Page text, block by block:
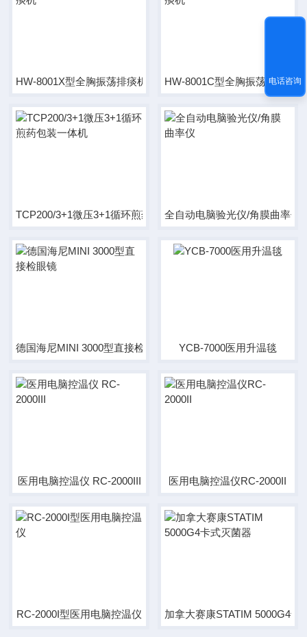
HW-8001X型全胸振荡排痰机 HW-8001C型全胸振荡排痰机
TCP200/3+1微压3+1循环煎药包装一体机全自动电脑验光仪/角膜曲率仪
德国海尼MINI 3000型直接检眼镜 YCB-7000医用升温毯
医用电脑控温仪 RC-2000III 医用电脑控温仪RC-2000II
RC-2000I型医用电脑控温仪 加拿大赛康STATIM 5000G4卡
电话咨询